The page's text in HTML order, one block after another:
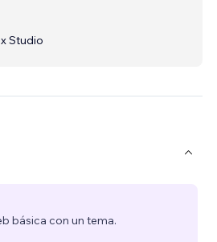
Studio
básica con un tema.